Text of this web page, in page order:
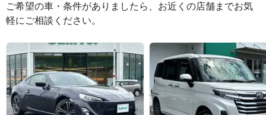
絵文字は投稿時に削除します 0文字/140文字
Captcha
ご希望の車・条件がありましたら、お近くの店舗までお気
軽にご相談ください。